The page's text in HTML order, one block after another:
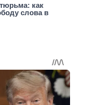
как
слова в